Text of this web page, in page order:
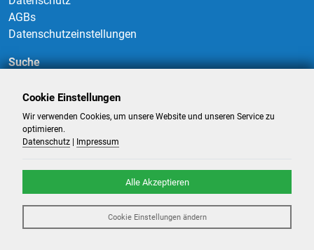
AGBs
Datenschutzeinstellungen
Suche
Suchen
Billigflüge und Reisen- Alle Rechte reserviert. -
powered by ATeO-Travel
Cookie Einstellungen
Wir verwenden Cookies, um unsere Website und unseren Service zu
optimieren.
Datenschutz
Impressum
Alle Akzeptieren
Cookie Einstellungen ändern